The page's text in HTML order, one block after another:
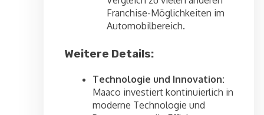
Franchise-Möglichkeiten im
Automobilbereich.
Weitere Details:
Technologie und Innovation:
Maaco investiert kontinuierlich in
moderne Technologie und